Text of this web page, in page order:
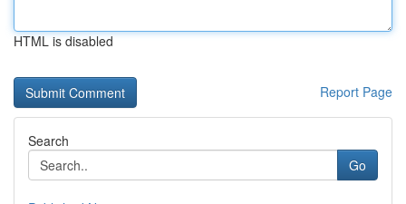
HTML is disabled
Report Page
Search
Go